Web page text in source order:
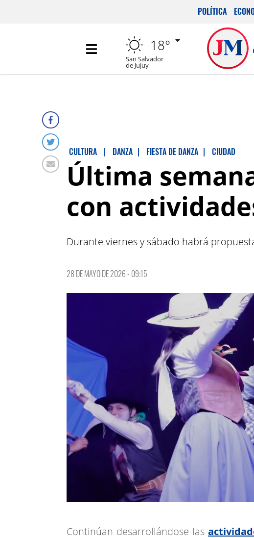
POLÍTICA
18°
San Salvador
de Jujuy
CULTURA | DANZA | FIESTA DE DANZA | CIUDAD
Última
con
Durante viernes y sábado habrá
28 DE MAYO DE 2026 - 09:15
Continúan desarrollándose las